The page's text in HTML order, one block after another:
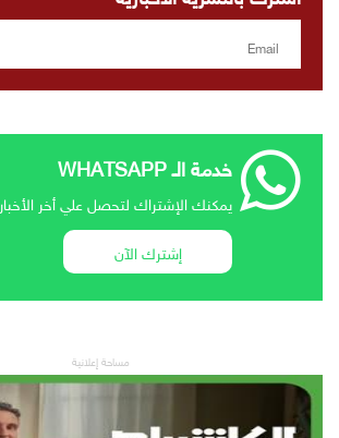
خدمة الـ WHATSAPP
يمكنك الإشتراك لتحصل علي أخر الأخبار
إشترك الآن
مساحة إعلانية